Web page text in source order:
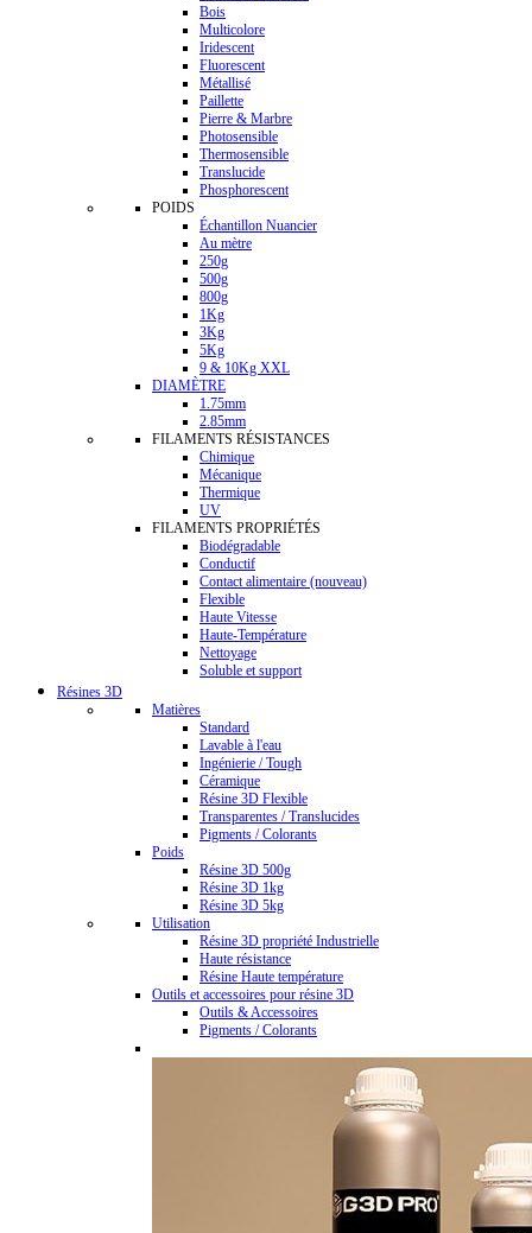
Bois
Multicolore
Iridescent
Fluorescent
Métallisé
Paillette
Pierre & Marbre
Photosensible
Thermosensible
Translucide
Phosphorescent
POIDS
Échantillon Nuancier
Au mètre
250g
500g
800g
1Kg
3Kg
5Kg
9 & 10Kg XXL
DIAMÈTRE
1.75mm
2.85mm
FILAMENTS RÉSISTANCES
Chimique
Mécanique
Thermique
UV
FILAMENTS PROPRIÉTÉS
Biodégradable
Conductif
Contact alimentaire (nouveau)
Flexible
Haute Vitesse
Haute-Température
Nettoyage
Soluble et support
Résines 3D
Matières
Standard
Lavable à l'eau
Ingénierie / Tough
Céramique
Résine 3D Flexible
Transparentes / Translucides
Pigments / Colorants
Poids
Résine 3D 500g
Résine 3D 1kg
Résine 3D 5kg
Utilisation
Résine 3D propriété Industrielle
Haute résistance
Résine Haute température
Outils et accessoires pour résine 3D
Outils & Accessoires
Pigments / Colorants